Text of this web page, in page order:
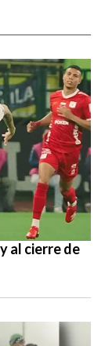
al cierre de